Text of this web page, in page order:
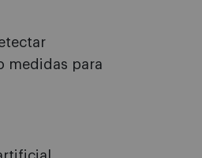
medidas para